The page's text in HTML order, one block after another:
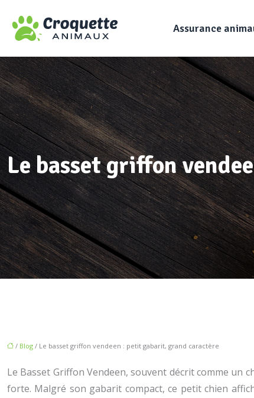
Assurance
Le basset griffon
/ Blog / Le basset griffon vendeen : petit gabarit, grand caractère
Le Basset Griffon Vendeen, souvent décrit comme un
forte. Malgré son gabarit compact, ce petit chien